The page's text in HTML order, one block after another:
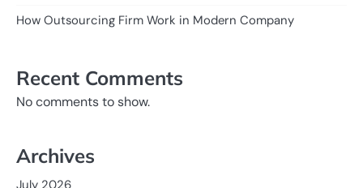
How Outsourcing Firm Work in Modern Company
Recent Comments
No comments to show.
Archives
July 2026